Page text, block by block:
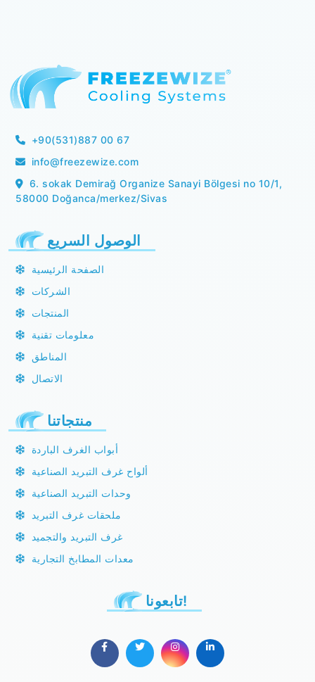
+90(531)887 00 67
info@freezewize.com
6. sokak Demirağ Organize Sanayi Bölgesi no 10/1,
58000 Doğanca/merkez/Sivas
الوصول السريع
الصفحة الرئيسية
الشركات
المنتجات
معلومات تقنية
المناطق
الاتصال
منتجاتنا
أبواب الغرف الباردة
ألواح غرف التبريد الصناعية
وحدات التبريد الصناعية
ملحقات غرف التبريد
غرف التبريد والتجميد
معدات المطابخ التجارية
تابعونا!